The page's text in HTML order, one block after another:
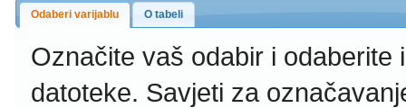
Odaberi varijablu O tabeli
Označite vaš odabir i
datoteke. Savjeti za